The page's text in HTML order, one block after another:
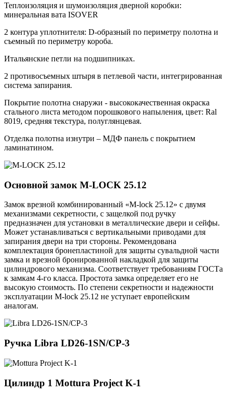
Теплоизоляция и шумоизоляция дверной коробки:
минеральная вата ISOVER
2 контура уплотнителя: D-образный по периметру полотна и
съемный по периметру короба.
Итальянские петли на подшипниках.
2 противосъемных штыря в петлевой части, интегрированная
система запирания.
Покрытие полотна снаружи - высококачественная окраска
стального листа методом порошкового напыления, цвет: Ral
8019, средняя текстура, полуглянцевая.
Отделка полотна изнутри – МДФ панель с покрытием
ламинатином.
Основной замок M-LOCK 25.12
Замок врезной комбинированный «M-lock 25.12» с двумя
механизмами секретности, с защелкой под ручку
предназначен для установки в металлические двери и сейфы.
Может устанавливаться с вертикальными приводами для
запирания двери на три стороны. Рекомендована
комплектация бронепластиной для защиты сувальдной части
замка и врезной бронированной накладкой для защиты
цилиндрового механизма. Соответствует требованиям ГОСТа
к замкам 4-го класса. Простота замка определяет его не
высокую стоимость. По степени секретности и надежности
эксплуатации M-lock 25.12 не уступает европейским
аналогам.
Ручка Libra LD26-1SN/CP-3
Цилиндр 1 Mottura Project K-1